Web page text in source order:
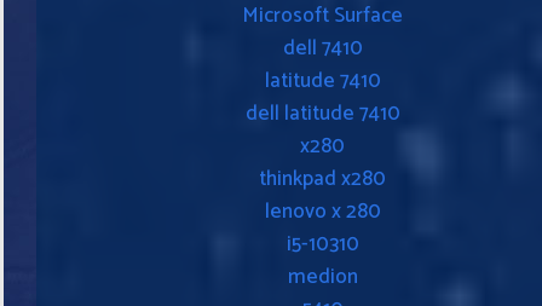
Microsoft Surface
dell 7410
latitude 7410
dell latitude 7410
x280
thinkpad x280
lenovo x 280
i5-10310
medion